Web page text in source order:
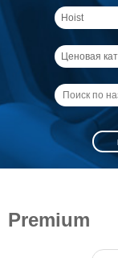
Hoist
Ценовая
Premium